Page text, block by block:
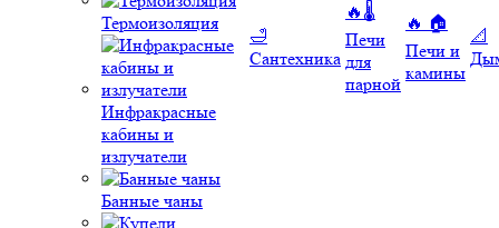
Термоизоляция
Инфракрасные
кабины и
излучатели
Банные чаны
🛁
Сантехника
🔥🌡️
Печи
для
парной
🔥 🏠
Печи и
камины
📐